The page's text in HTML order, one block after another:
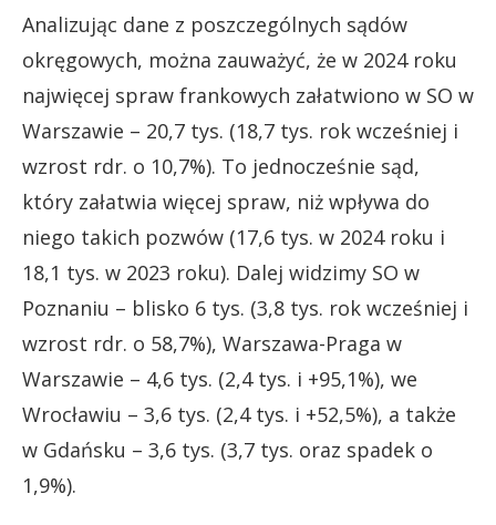
Analizując dane z poszczególnych sądów
okręgowych, można zauważyć, że w 2024 roku
najwięcej spraw frankowych załatwiono w SO w
Warszawie – 20,7 tys. (18,7 tys. rok wcześniej i
wzrost rdr. o 10,7%). To jednocześnie sąd,
który załatwia więcej spraw, niż wpływa do
niego takich pozwów (17,6 tys. w 2024 roku i
18,1 tys. w 2023 roku). Dalej widzimy SO w
Poznaniu – blisko 6 tys. (3,8 tys. rok wcześniej i
wzrost rdr. o 58,7%), Warszawa-Praga w
Warszawie – 4,6 tys. (2,4 tys. i +95,1%), we
Wrocławiu – 3,6 tys. (2,4 tys. i +52,5%), a także
w Gdańsku – 3,6 tys. (3,7 tys. oraz spadek o
1,9%).